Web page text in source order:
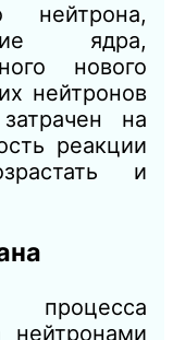
нейтрона,
ядра,
нового
нейтронов
на
реакции
и
процесса
нейтронами